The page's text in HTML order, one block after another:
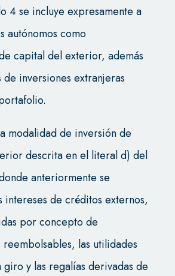
4 se incluye expresamente a
autónomos como
capital del exterior, además
inversiones extranjeras
modalidad de inversión de
descrita en el literal d) del
anteriormente se
intereses de créditos externos,
por concepto de
las utilidades
y las regalías derivadas de